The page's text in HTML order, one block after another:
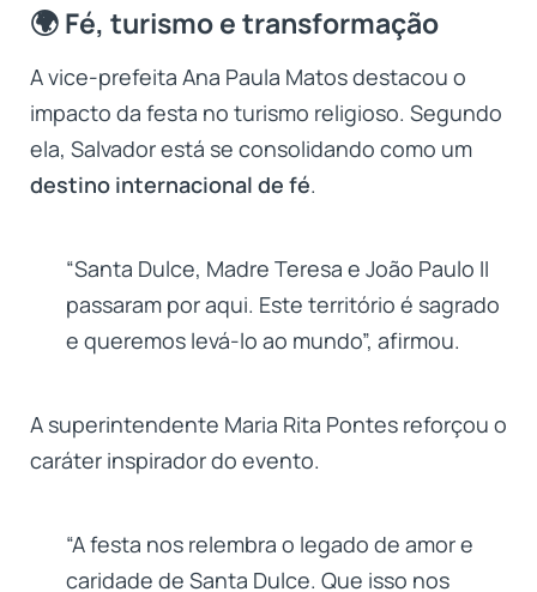
🌍 Fé, turismo e transformação
A vice-prefeita Ana Paula Matos destacou o
impacto da festa no turismo religioso. Segundo
ela, Salvador está se consolidando como um
destino internacional de fé.
“Santa Dulce, Madre Teresa e João Paulo II
passaram por aqui. Este território é sagrado
e queremos levá-lo ao mundo”, afirmou.
A superintendente Maria Rita Pontes reforçou o
caráter inspirador do evento.
“A festa nos relembra o legado de amor e
caridade de Santa Dulce. Que isso nos